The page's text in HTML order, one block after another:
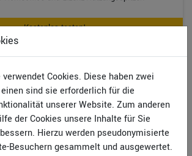
Kostenlos testen!
garantiert das passende
Ihren individuellen Bedarf.
Cookies. Diese haben zwei
sind sie erforderlich für die
unserer Website. Zum anderen
der Cookies unsere Inhalte für Sie
Hierzu werden pseudonymisierte
Besuchern gesammelt und ausgewertet.